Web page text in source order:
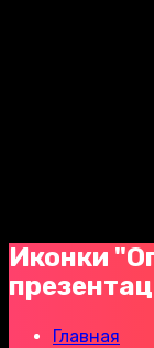
Иконки
Главная